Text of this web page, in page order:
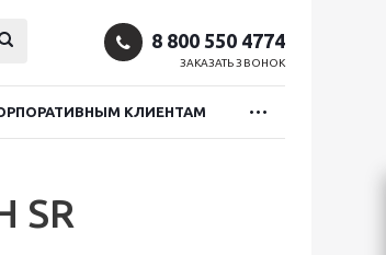
8 800 550 4774
ЗАКАЗАТЬ ЗВОНОК
КЛИЕНТАМ
SR